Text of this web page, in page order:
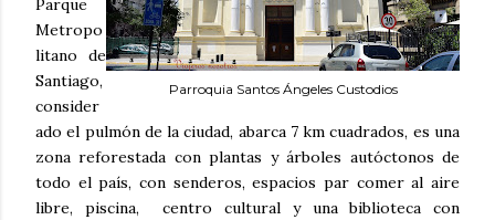
Parroquia Santos Ángeles Custodios
Parque
Metropo
litano de
Santiago,
consider
ado el pulmón de la ciudad, abarca 7 km cuadrados, es una
zona reforestada con plantas y árboles autóctonos de
todo el país, con senderos, espacios par comer al aire
libre, piscina, centro cultural y una biblioteca con